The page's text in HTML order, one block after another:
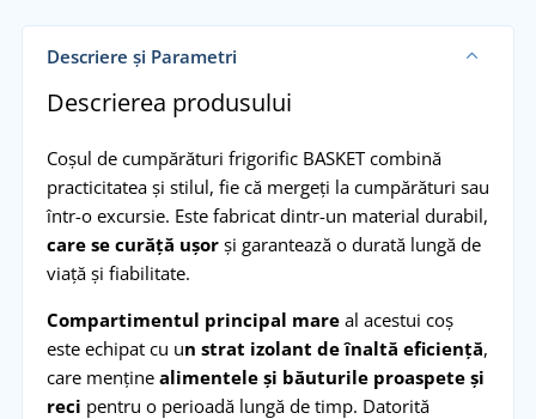
Descriere și Parametri
Descrierea produsului
Coșul de cumpărături frigorific BASKET combină
practicitatea și stilul, fie că mergeți la cumpărături sau
într-o excursie. Este fabricat dintr-un material durabil,
care se curăță ușorși garantează o durată lungă de
viață și fiabilitate.
Compartimentul principal mareal acestui coș
este echipat cu un strat izolant de înaltă eficiență,
care menține alimentele și băuturile proaspete și
reci pentru o perioadă lungă de timp. Datorită